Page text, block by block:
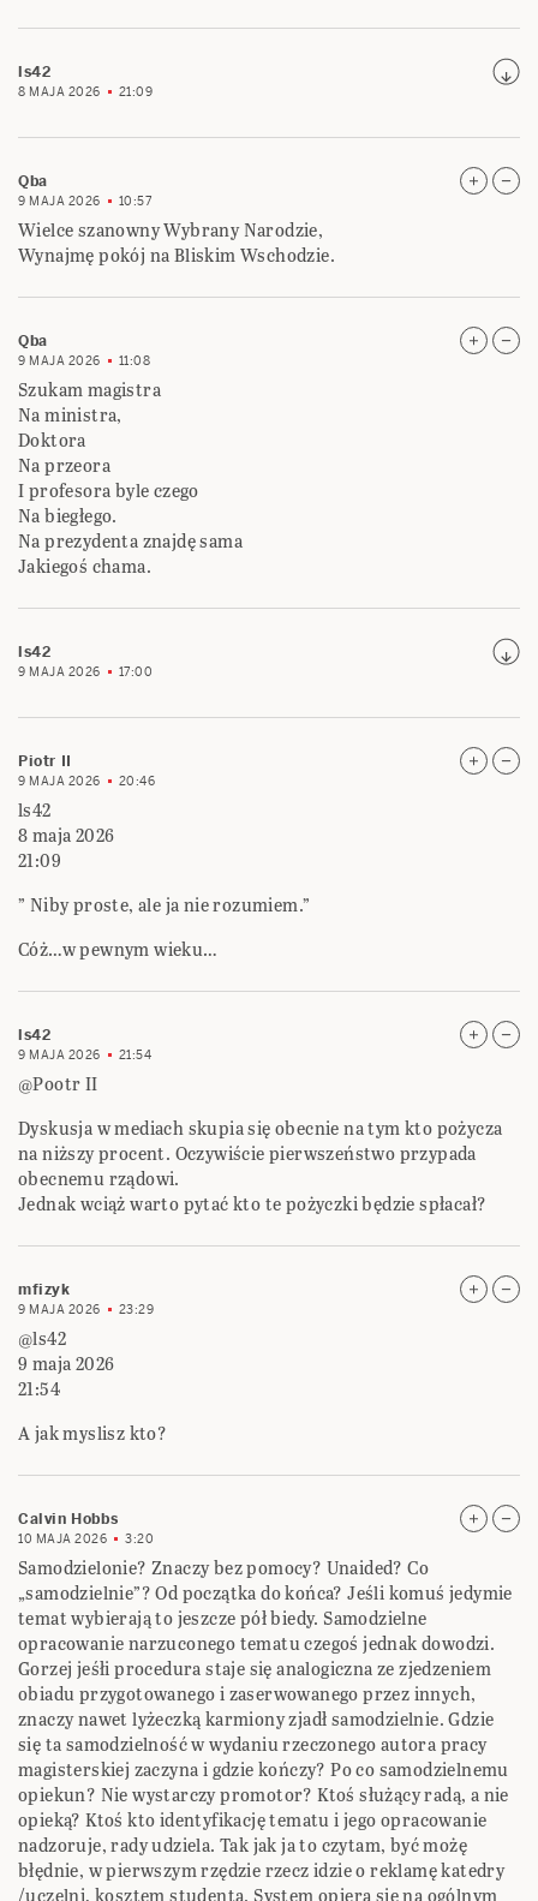
ls42
8 MAJA 2026 21:09
Qba
9 MAJA 2026 10:57
Wielce szanowny Wybrany Narodzie,
Wynajmę pokój na Bliskim Wschodzie.
Qba
9 MAJA 2026 11:08
Szukam magistra
Na ministra,
Doktora
Na przeora
I profesora byle czego
Na biegłego.
Na prezydenta znajdę sama
Jakiegoś chama.
ls42
9 MAJA 2026 17:00
Piotr II
9 MAJA 2026 20:46
ls42
8 maja 2026
21:09
” Niby proste, ale ja nie rozumiem.”
Cóż…w pewnym wieku…
ls42
9 MAJA 2026 21:54
@Pootr II
Dyskusja w mediach skupia się obecnie na tym kto pożycza
na niższy procent. Oczywiście pierwszeństwo przypada
obecnemu rządowi.
Jednak wciąż warto pytać kto te pożyczki będzie spłacał?
mfizyk
9 MAJA 2026 23:29
@ls42
9 maja 2026
21:54
A jak myslisz kto?
Calvin Hobbs
10 MAJA 2026 3:20
Samodzielonie? Znaczy bez pomocy? Unaided? Co
„samodzielnie”? Od początka do końca? Jeśli komuś jedymie
temat wybierają to jeszcze pół biedy. Samodzielne
opracowanie narzuconego tematu czegoś jednak dowodzi.
Gorzej jeśłi procedura staje się analogiczna ze zjedzeniem
obiadu przygotowanego i zaserwowanego przez innych,
znaczy nawet lyżeczką karmiony zjadł samodzielnie. Gdzie
się ta samodzielność w wydaniu rzeczonego autora pracy
magisterskiej zaczyna i gdzie kończy? Po co samodzielnemu
opiekun? Nie wystarczy promotor? Ktoś służący radą, a nie
opieką? Ktoś kto identyfikację tematu i jego opracowanie
nadzoruje, rady udziela. Tak jak ja to czytam, być możę
błędnie, w pierwszym rzędzie rzecz idzie o reklamę katedry
/uczelni, kosztem studenta. System opiera się na ogólnym